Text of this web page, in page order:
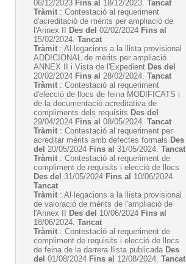
06/12/2023 Fins al 18/12/2023. Tancat
Tràmit : Contestació al requeriment
d'acreditació de mèrits per ampliació de
l'Annex II
Des del 02/02/2024 Fins al
15/02/2024. Tancat
Tràmit : Al·legacions a la llista provisional
ADDICIONAL de mèrits per ampliació
ANNEX II i Vista de l'Expedient Des del
20/02/2024 Fins al 28/02/2024. Tancat
Tràmit : Contestació al requeriment
d'elecció de llocs de feina MODIFICATS i
de la documentació acreditativa de
compliments dels requisits Des del
29/04/2024 Fins al 08/05/2024. Tancat
Tràmit : Contestació al requeriment per
acreditar mèrits amb defectes formals Des
del 20/05/2024 Fins al 31/05/2024. Tancat
Tràmit : Contestació al requeriment de
compliment de requisits i elecció de llocs
Des del 31/05/2024 Fins al 10/06/2024.
Tancat
Tràmit : Al·legacions a la llista provisional
de valoració de mèrits de l'ampliació de
l'Annex II
Des del 10/06/2024 Fins al
18/06/2024. Tancat
Tràmit : Contestació al requeriment de
compliment de requisits i elecció de llocs
de feina de la darrera llista publicada Des
del 01/08/2024 Fins al 12/08/2024. Tancat